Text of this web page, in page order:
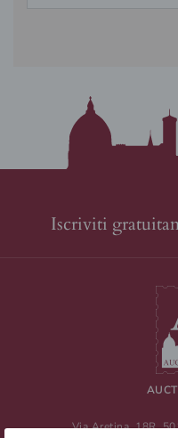
Iscriviti
Via Aretina, 18R